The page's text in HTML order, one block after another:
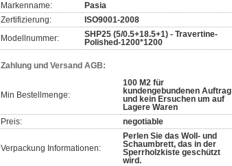
Markenname:
Pasia
Zertifizierung:
ISO9001-2008
Modellnummer:
SHP25 (5/0.5+18.5+1) - Travertine-
Polished-1200*1200
Zahlung und Versand AGB:
Min Bestellmenge:
100 M2 für
kundengebundenen Auftrag
und kein Ersuchen um auf
Lagere Waren
Preis:
negotiable
Verpackung Informationen:
Perlen Sie das Woll- und
Schaumbrett, das in der
Sperrholzkiste geschützt
wird.